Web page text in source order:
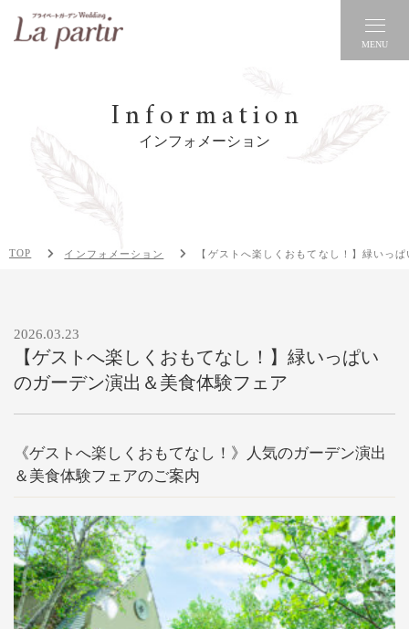
MENU
Information
インフォメーション
TOP インフォメーション 【ゲストへ楽しくおもてなし！】緑いっ
2026.03.23
【ゲストへ楽しくおもてなし！】緑いっぱい
のガーデン演出＆美食体験フェア
《ゲストへ楽しくおもてなし！》人気のガーデン演出
＆美食体験フェアのご案内